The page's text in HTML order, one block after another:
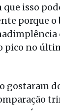
isso
porque o
no
gostaram